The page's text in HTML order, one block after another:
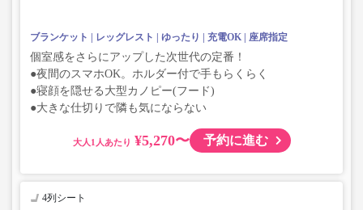
ブランケット レッグレスト ゆったり 充電OK 座席指定
個室感をさらにアップした次世代の定番！
●夜間のスマホOK。ホルダー付で手もらくらく
●寝顔を隠せる大型カノピー(フード)
●大きな仕切りで隣も気にならない
大人 ¥5,270〜 予約に進む
4列シート